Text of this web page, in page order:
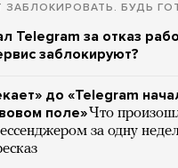
ЗАБЛОКИРОВАТЬ. БУДЬ
Telegram за отказ
заблокируют?
до «Telegram
поле»Что
за одну